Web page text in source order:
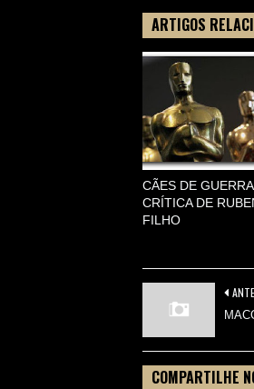
ARTIGOS
CÃES DE
CRÍTICA DE
FILHO
COMPARTILHE